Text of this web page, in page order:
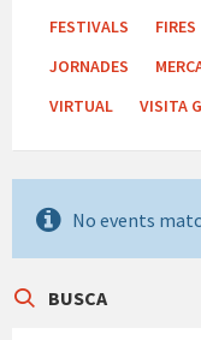
FESTIVALS
FIRES
JORNADES
VIRTUAL
VISITA
No events
BUSCA